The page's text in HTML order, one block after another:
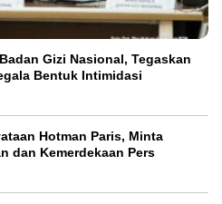
Gizi Nasional, Tegaskan
Bentuk Intimidasi
Hotman Paris, Minta
dan Kemerdekaan Pers